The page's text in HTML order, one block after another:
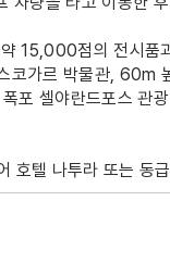
15,000점의 전시품
코가르 박물관, 60m
포 셀야란드포스 관광
호텔 나투라 또는 동급